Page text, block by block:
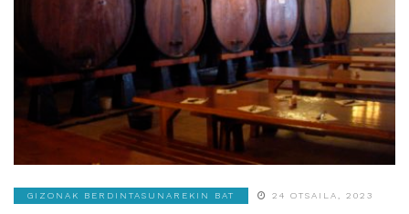
GIZONAK BERDINTASUNAREKIN BAT 24 OTSAILA, 2023